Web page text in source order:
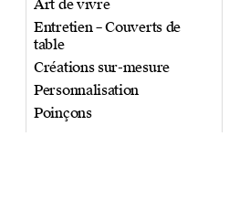
Art de vivre
Entretien – Couverts de
table
Créations sur-mesure
Personnalisation
Poinçons